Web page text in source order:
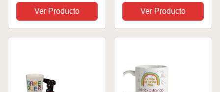
Infantiles plástico.
Varios diseños. Basket
Ver Producto
CHICO)Ver Producto